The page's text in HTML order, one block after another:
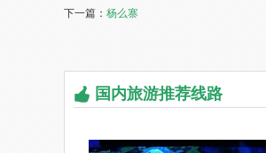
下一篇： 杨么寨
国内旅游推荐线路